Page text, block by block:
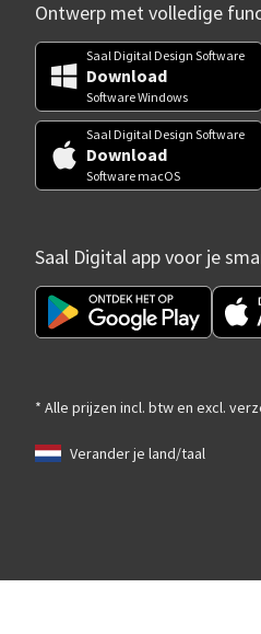
Ontwerp met volledige
Saal Digital Design Software
Download
Software Windows
Saal Digital Design Software
Download
Software macOS
Saal Digital app voor je
* Alle prijzen incl. btw en excl.
Verander je land/taal